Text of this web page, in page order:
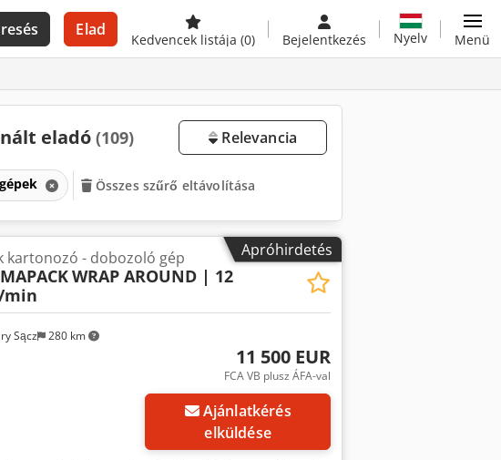
Elad
Kedvencek listája (0) Bejelentkezés Nyelv Menü
eladó (109) Relevancia
Összes szűrő eltávolítása
Apróhirdetés
Sącz 280 km
kartonozó - dobozoló gép
WRAP AROUND | 12
min
11 500 EUR
FCA VB plusz ÁFA-val
Ajánlatkérés
elküldése